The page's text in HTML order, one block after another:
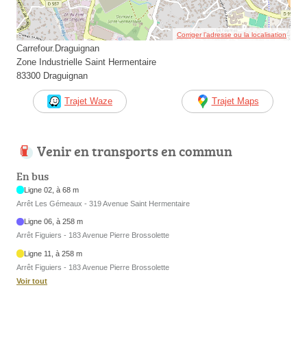
Corriger l’adresse ou la localisation
Carrefour.Draguignan
Zone Industrielle Saint Hermentaire
83300 Draguignan
Trajet Waze Trajet Maps
Venir en transports en commun
En bus
Ligne 02, à 68 m
Arrêt Les Gémeaux - 319 Avenue Saint Hermentaire
Ligne 06, à 258 m
Arrêt Figuiers - 183 Avenue Pierre Brossolette
Ligne 11, à 258 m
Arrêt Figuiers - 183 Avenue Pierre Brossolette
Voir tout